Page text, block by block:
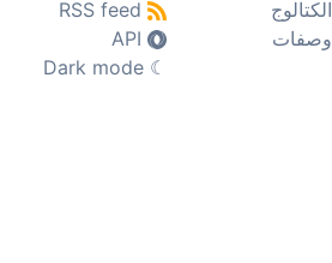
الكتالوج
وصفات
☾
Dark mode